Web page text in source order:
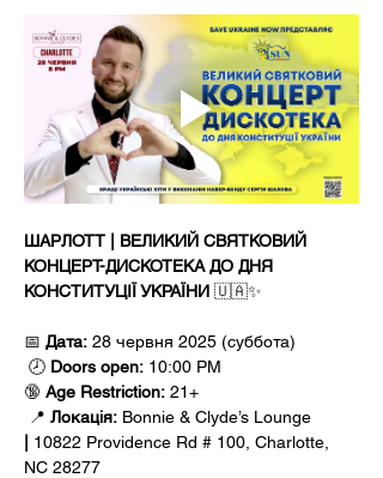
ШАРЛОТТ | ВЕЛИКИЙ СВЯТКОВИЙ
КОНЦЕРТ-ДИСКОТЕКА ДО ДНЯ
КОНСТИТУЦІЇ УКРАЇНИ 🇺🇦✨
📅 Дата: 28 червня 2025 (суббота)
🕗 Doors open: 10:00 PM
🔞 Age Restriction: 21+
📍 Локація: Bonnie & Clyde’s Lounge
| 10822 Providence Rd # 100, Charlotte,
NC 28277